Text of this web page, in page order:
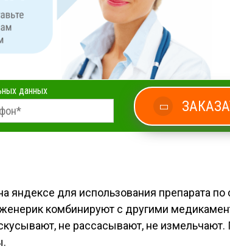
данных
для использования препарата
комбинируют с другими
не рассасывают, не